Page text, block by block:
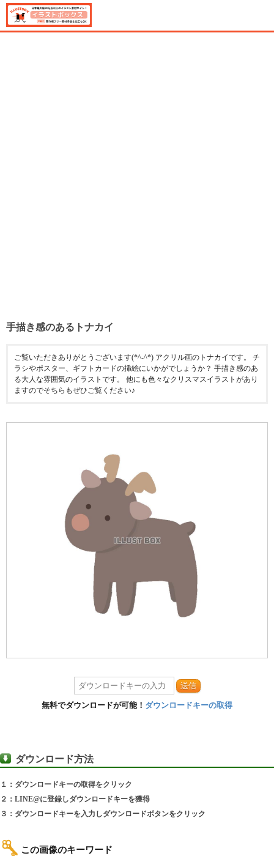
手描き感のあるトナカイ
ご覧いただきありがとうございます(*^-^*) アクリル画のトナカイです。 チ
ラシやポスター、ギフトカードの挿絵にいかがでしょうか？ 手描き感のあ
る大人な雰囲気のイラストです。 他にも色々なクリスマスイラストがあり
ますのでそちらもぜひご覧ください♪
送信
無料でダウンロードが可能！ ダウンロードキーの取得
ダウンロード方法
１：ダウンロードキーの取得をクリック
２：LINE@に登録しダウンロードキーを獲得
３：ダウンロードキーを入力しダウンロードボタンをクリック
この画像のキーワード